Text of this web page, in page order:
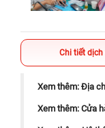
Chi tiết dịch
Xem thêm: Địa
Xem thêm: Cửa